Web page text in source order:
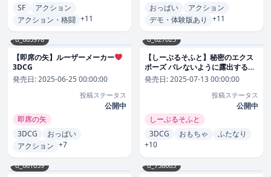
SF
アクション
アクション・格闘 +11
おっぱい
アクション
デモ・体験版あり
+11
d_605978
【即席の矢】ルーザーメーカー
3DCG
発売日:2025-06-25 00:00:00
投稿ステータス
公開中
即席の矢
3DCG
おっぱい
アクション +7
d_627025
【しーぶるそふと】秘密のエクス
ポーズ バレないように露出するマ
ナカさん
3DCG
発売日:2025-07-13 00:00:00
投稿ステータス
公開中
しーぶるそふと
3DCG
おもちゃ
ふたなり
+10
d_661059 d_758663